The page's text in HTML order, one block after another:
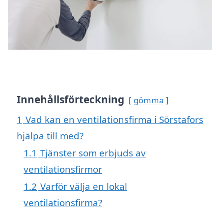
Innehållsförteckning gömma
1 Vad kan en ventilationsfirma i Sörstafors
hjälpa till med?
1.1 Tjänster som erbjuds av
ventilationsfirmor
1.2 Varför välja en lokal
ventilationsfirma?